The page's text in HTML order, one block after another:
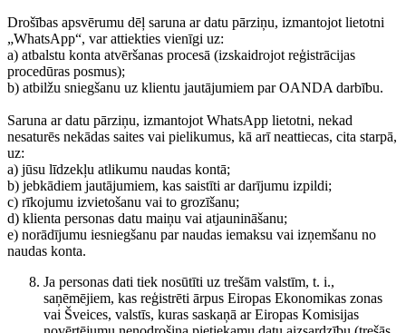
Drošības apsvērumu dēļ saruna ar datu pārziņu, izmantojot lietotni
„WhatsApp“, var attiekties vienīgi uz:
a) atbalstu konta atvēršanas procesā (izskaidrojot reģistrācijas
procedūras posmus);
b) atbilžu sniegšanu uz klientu jautājumiem par OANDA darbību.
Saruna ar datu pārziņu, izmantojot WhatsApp lietotni, nekad
nesaturēs nekādas saites vai pielikumus, kā arī neattiecas, cita starpā,
uz:
a) jūsu līdzekļu atlikumu naudas kontā;
b) jebkādiem jautājumiem, kas saistīti ar darījumu izpildi;
c) rīkojumu izvietošanu vai to grozīšanu;
d) klienta personas datu maiņu vai atjaunināšanu;
e) norādījumu iesniegšanu par naudas iemaksu vai izņemšanu no
naudas konta.
Ja personas dati tiek nosūtīti uz trešām valstīm, t. i.,
saņēmējiem, kas reģistrēti ārpus Eiropas Ekonomikas zonas
vai Šveices, valstīs, kuras saskaņā ar Eiropas Komisijas